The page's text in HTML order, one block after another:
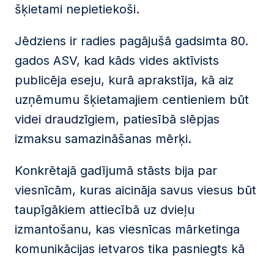
šķietami nepietiekoši.
Jēdziens ir radies pagājušā gadsimta 80.
gados ASV, kad kāds vides aktīvists
publicēja eseju, kurā aprakstīja, kā aiz
uzņēmumu šķietamajiem centieniem būt
videi draudzīgiem, patiesībā slēpjas
izmaksu samazināšanas mērķi.
Konkrētajā gadījumā stāsts bija par
viesnīcām, kuras aicināja savus viesus būt
taupīgākiem attiecībā uz dvieļu
izmantošanu, kas viesnīcas mārketinga
komunikācijas ietvaros tika pasniegts kā